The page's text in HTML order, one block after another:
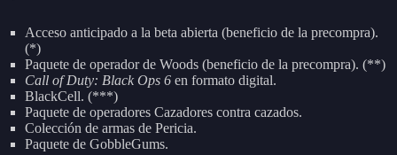
Acceso anticipado a la beta abierta (beneficio de la precompra).
(*)
Paquete de operador de Woods (beneficio de la precompra). (**)
Call of Duty: Black Ops 6 en formato digital.
BlackCell. (***)
Paquete de operadores Cazadores contra cazados.
Colección de armas de Pericia.
Paquete de GobbleGums.